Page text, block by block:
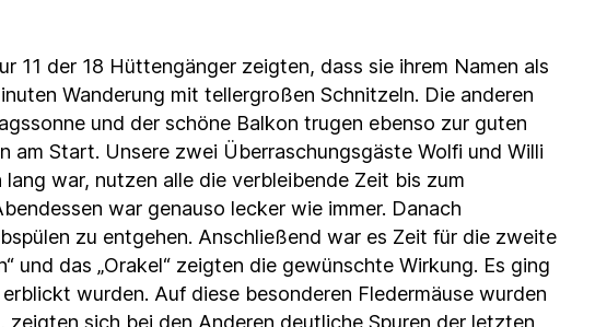
11 der 18 Hüttengänger zeigten, dass sie ihrem Namen als
Wanderung mit tellergroßen Schnitzeln. Die anderen
und der schöne Balkon trugen ebenso zur guten
am Start. Unsere zwei Überraschungsgäste Wolfi und Willi
war, nutzen alle die verbleibende Zeit bis zum
war genauso lecker wie immer. Danach
zu entgehen. Anschließend war es Zeit für die zweite
und das „Orakel“ zeigten die gewünschte Wirkung. Es ging
wurden. Auf diese besonderen Fledermäuse wurden
sich bei den Anderen deutliche Spuren der letzten